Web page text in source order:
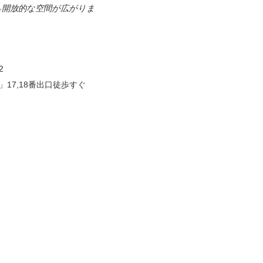
放的な空間が広がりま
17,18番出口徒歩すぐ